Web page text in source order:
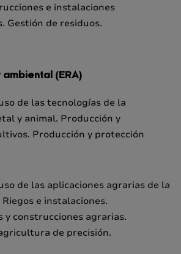
e instalaciones
Gestión de residuos.
(ERA)
de las tecnologías de la
y animal. Producción y
Producción y protección
de las aplicaciones agrarias de la
e instalaciones.
construcciones agrarias.
de precisión.